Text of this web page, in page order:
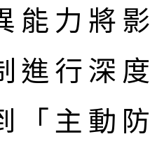
能力將
進行深
「主動